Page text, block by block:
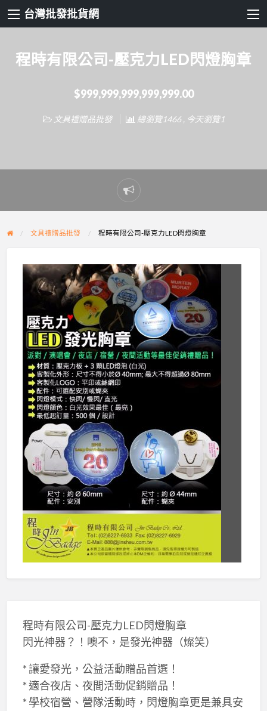
台灣批發批貨網
程時有限公司-壓克力LED閃燈胸章
$999,999,999,999,999.00
文具禮贈品批發 總瀏覽1466 , 今天瀏覽1
Report
problem
文具禮贈品批發 程時有限公司-壓克力LED閃燈胸章
程時有限公司-壓克力LED閃燈胸章
閃光神器？！噢不，是發光神器（燦笑）
* 讓愛發光，公益活動贈品首選！
* 適合夜店、夜間活動促銷贈品！
* 學校宿營、營隊活動時，閃燈胸章更是兼具安